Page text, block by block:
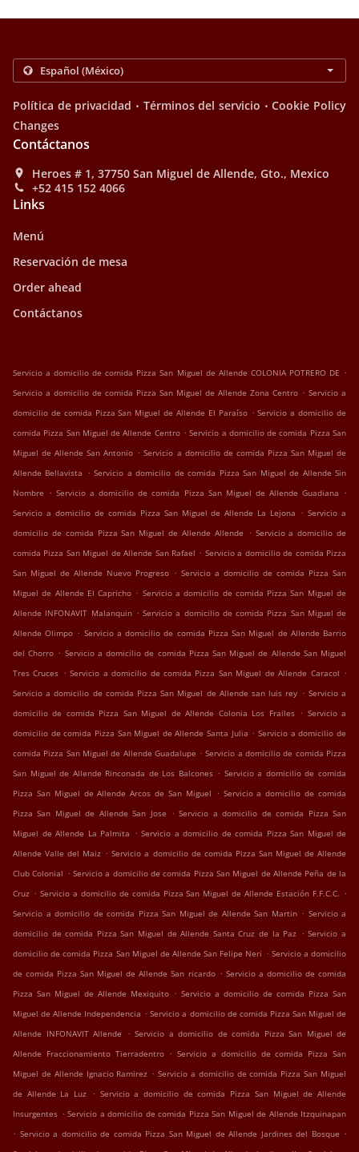
Política de privacidad . Términos del servicio . Cookie Policy
Changes
Contáctanos
Heroes # 1, 37750 San Miguel de Allende, Gto., Mexico
+52 415 152 4066
Links
Menú
Reservación de mesa
Order ahead
Contáctanos
Servicio a domicilio de comida Pizza San Miguel de Allende COLONIA POTRERO DE .
Servicio a domicilio de comida Pizza San Miguel de Allende Zona Centro . Servicio a
domicilio de comida Pizza San Miguel de Allende El Paraíso . Servicio a domicilio de
comida Pizza San Miguel de Allende Centro . Servicio a domicilio de comida Pizza San
Miguel de Allende San Antonio . Servicio a domicilio de comida Pizza San Miguel de
Allende Bellavista . Servicio a domicilio de comida Pizza San Miguel de Allende Sin
Nombre . Servicio a domicilio de comida Pizza San Miguel de Allende Guadiana .
Servicio a domicilio de comida Pizza San Miguel de Allende La Lejona . Servicio a
domicilio de comida Pizza San Miguel de Allende Allende . Servicio a domicilio de
comida Pizza San Miguel de Allende San Rafael . Servicio a domicilio de comida Pizza
San Miguel de Allende Nuevo Progreso . Servicio a domicilio de comida Pizza San
Miguel de Allende El Capricho . Servicio a domicilio de comida Pizza San Miguel de
Allende INFONAVIT Malanquin . Servicio a domicilio de comida Pizza San Miguel de
Allende Olimpo . Servicio a domicilio de comida Pizza San Miguel de Allende Barrio
del Chorro . Servicio a domicilio de comida Pizza San Miguel de Allende San Miguel
Tres Cruces . Servicio a domicilio de comida Pizza San Miguel de Allende Caracol .
Servicio a domicilio de comida Pizza San Miguel de Allende san luis rey . Servicio a
domicilio de comida Pizza San Miguel de Allende Colonia Los Frailes . Servicio a
domicilio de comida Pizza San Miguel de Allende Santa Julia . Servicio a domicilio de
comida Pizza San Miguel de Allende Guadalupe . Servicio a domicilio de comida Pizza
San Miguel de Allende Rinconada de Los Balcones . Servicio a domicilio de comida
Pizza San Miguel de Allende Arcos de San Miguel . Servicio a domicilio de comida
Pizza San Miguel de Allende San Jose . Servicio a domicilio de comida Pizza San
Miguel de Allende La Palmita . Servicio a domicilio de comida Pizza San Miguel de
Allende Valle del Maiz . Servicio a domicilio de comida Pizza San Miguel de Allende
Club Colonial . Servicio a domicilio de comida Pizza San Miguel de Allende Peña de la
Cruz . Servicio a domicilio de comida Pizza San Miguel de Allende Estación F.F.C.C. .
Servicio a domicilio de comida Pizza San Miguel de Allende San Martin . Servicio a
domicilio de comida Pizza San Miguel de Allende Santa Cruz de la Paz . Servicio a
domicilio de comida Pizza San Miguel de Allende San Felipe Neri . Servicio a domicilio
de comida Pizza San Miguel de Allende San ricardo . Servicio a domicilio de comida
Pizza San Miguel de Allende Mexiquito . Servicio a domicilio de comida Pizza San
Miguel de Allende Independencia . Servicio a domicilio de comida Pizza San Miguel de
Allende INFONAVIT Allende
. Servicio a domicilio de comida Pizza San Miguel de
Allende Fraccionamiento Tierradentro . Servicio a domicilio de comida Pizza San
Miguel de Allende Ignacio Ramirez . Servicio a domicilio de comida Pizza San Miguel
de Allende La Luz . Servicio a domicilio de comida Pizza San Miguel de Allende
Insurgentes . Servicio a domicilio de comida Pizza San Miguel de Allende Itzquinapan
. Servicio a domicilio de comida Pizza San Miguel de Allende Jardines del Bosque .